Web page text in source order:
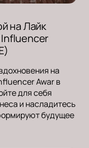
на Лайк
на
Awar в
для себя
и насладитесь
будущее